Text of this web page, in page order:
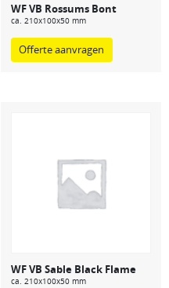
WF VB Rossums Bont
ca. 210x100x50 mm
Offerte aanvragen
WF VB Sable Black Flame
ca. 210x100x50 mm